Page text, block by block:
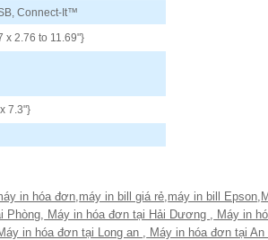
Connect-It™
x 2.76 to 11.69"}
7.3"}
in hóa đơn,máy in bill giá rẻ,máy in bill Epson,
Phòng, Máy in hóa đơn tại Hải Dương , Máy in
in hóa đơn tại Long an , Máy in hóa đơn tại An